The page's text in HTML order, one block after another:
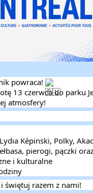
powraca!
13 czerwca do parku
atmosfery!
Képinski, Polky,
pierogi, pączki
i kulturalne
świętuj razem z nami!